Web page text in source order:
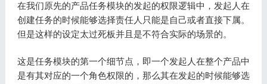
在我们原先的产品任务模块的发起的权限逻辑中，发起人在
创建任务的时候能够选择责任人只能是自己或者直接下属。
但是这样的设定太过死板并且是不符合实际的场景的。
这是任务模块的第一个细节点，即一个发起人在整个产品中
是有其对应的一个角色权限的，那么其在发起的时候能够选